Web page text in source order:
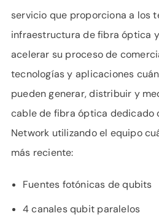
servicio que proporciona a los
infraestructura de fibra óptica
acelerar su proceso de
tecnologías y aplicaciones
pueden generar, distribuir y
cable de fibra óptica dedicado
Network utilizando el equipo
más reciente:
Fuentes fotónicas de qubits
4 canales qubit paralelos